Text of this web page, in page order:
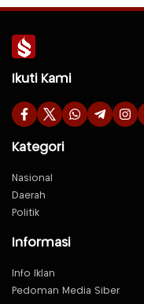
Ikuti Kami
Kategori
Nasional
Daerah
Politik
Informasi
Info Iklan
Pedoman Media Siber